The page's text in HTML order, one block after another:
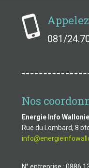
081/
Nos
Energie Info Wallonie
Rue du Lombard, 8